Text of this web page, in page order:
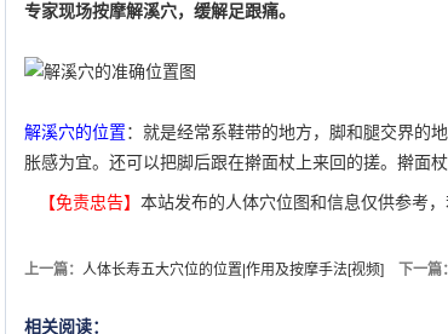
专家现场按摩解溪穴，缓解足跟痛。
解溪穴的位置：就是经常系鞋带的地方，脚和腿交界的
胀感为宜。还可以把脚后跟在擀面杖上来回的搓。擀面杖
【免责忠告】 本站发布的人体穴位图和信息仅供参考
上一篇： 人体长寿五大穴位的位置|作用及按摩手法[视频] 下一篇：
相关阅读：